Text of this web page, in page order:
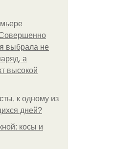
выбрала не
а
высокой
к одному из
дней?
косы и